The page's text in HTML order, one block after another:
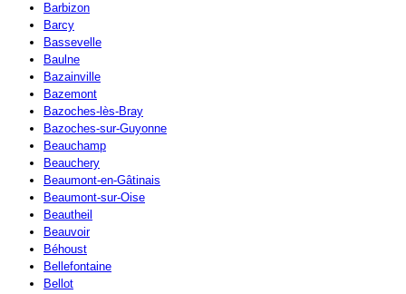
Barbizon
Barcy
Bassevelle
Baulne
Bazainville
Bazemont
Bazoches-lès-Bray
Bazoches-sur-Guyonne
Beauchamp
Beauchery
Beaumont-en-Gâtinais
Beaumont-sur-Oise
Beautheil
Beauvoir
Béhoust
Bellefontaine
Bellot